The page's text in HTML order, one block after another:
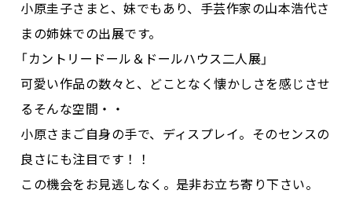
小原圭子さまと、妹でもあり、手芸作家の山本浩代さ
まの姉妹での出展です。
「カントリードール＆ドールハウス二人展」
可愛い作品の数々と、どことなく懐かしさを感じさせ
るそんな空間・・
小原さまご自身の手で、ディスプレイ。そのセンスの
良さにも注目です！！
この機会をお見逃しなく。是非お立ち寄り下さい。